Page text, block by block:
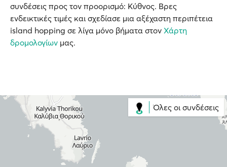
συνδέσεις προς τον προορισμό: Κύθνος. Βρες
ενδεικτικές τιμές και σχεδίασε μια αξέχαστη περιπέτεια
island hopping σε λίγα μόνο βήματα στον Χάρτη
δρομολογίων μας.
Όλες οι συνδέσεις